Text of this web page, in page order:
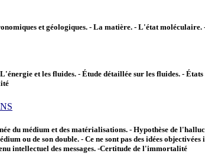
et géologiques. - La matière. - L'état
et les fluides. - Étude détaillée sur les fluides. -
médium et des matérialisations. - Hypothèse de
ou de son double. - Ce ne sont pas des idées
intellectuel des messages. -Certitude de l'immortalité